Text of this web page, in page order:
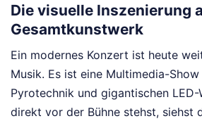
Die visuelle Inszenierung
Gesamtkunstwerk
Ein modernes Konzert ist heute
Musik. Es ist eine Multimedia-
Pyrotechnik und gigantischen LED-
direkt vor der Bühne stehst, siehst